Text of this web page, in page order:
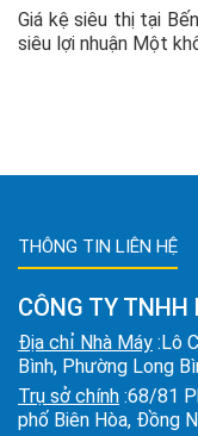
Giá kệ siêu thị tại
siêu lợi nhuận Một
THÔNG TIN LIÊN HỆ
CÔNG TY
Địa chỉ Nhà Máy :Lô
Bình, Phường Long
Trụ sở chính :68/81
phố Biên Hòa, Đồng